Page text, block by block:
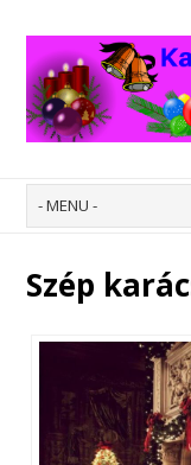
Szép